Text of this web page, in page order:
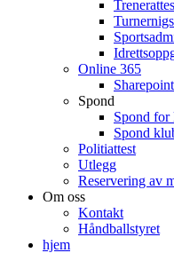
Online 365
Spond
Spond for
Spond
Politiattest
Utlegg
Reservering av
Om oss
Kontakt
Håndballstyret
hjem